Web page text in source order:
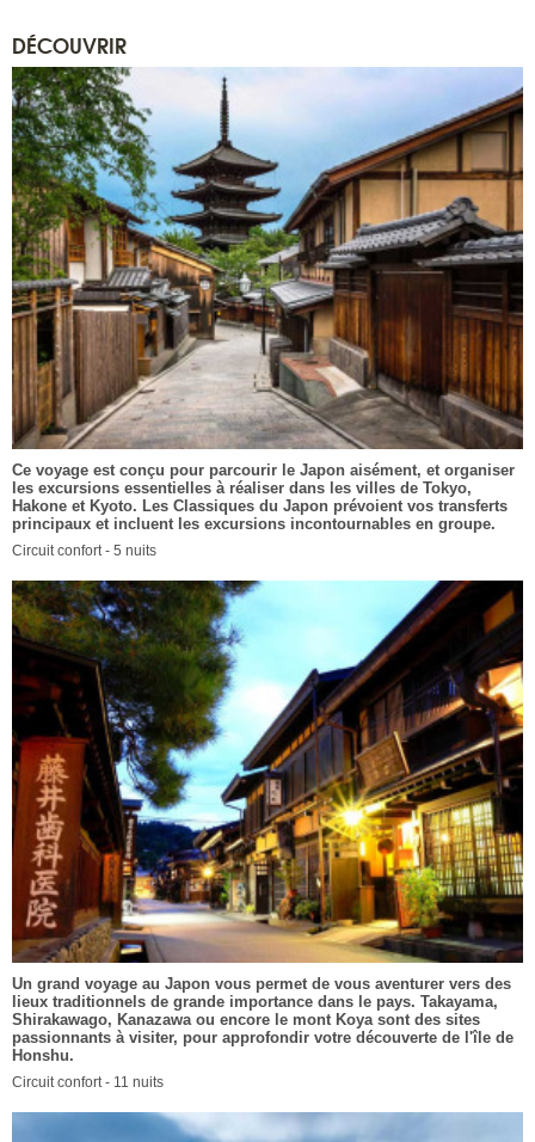
DÉCOUVRIR
Ce voyage est conçu pour parcourir le Japon aisément, et organiser
les excursions essentielles à réaliser dans les villes de Tokyo,
Hakone et Kyoto. Les Classiques du Japon prévoient vos transferts
principaux et incluent les excursions incontournables en groupe.
Circuit confort - 5 nuits
Un grand voyage au Japon vous permet de vous aventurer vers des
lieux traditionnels de grande importance dans le pays. Takayama,
Shirakawago, Kanazawa ou encore le mont Koya sont des sites
passionnants à visiter, pour approfondir votre découverte de l'île de
Honshu.
Circuit confort - 11 nuits